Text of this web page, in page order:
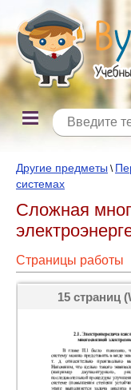
Другие предметы \
системах
Сложная
Страницы работы
15 страниц